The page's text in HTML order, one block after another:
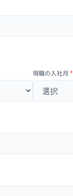
現職の入社月 *